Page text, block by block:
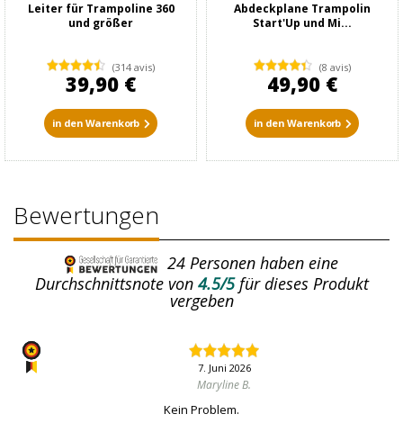
Leiter für Trampoline 360
und größer
(314 avis)
39,90 €
in den Warenkorb
Abdeckplane Trampolin
Start'Up und Mi...
(8 avis)
49,90 €
in den Warenkorb
Bewertungen
24 Personen haben eine
Durchschnittsnote von4.5/5für dieses Produkt
vergeben
7. Juni 2026
Maryline B.
Kein Problem.